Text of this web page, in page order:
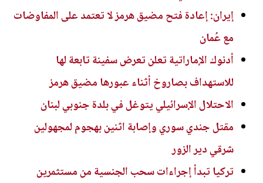
إيران: إعادة فتح مضيق هرمز لا تعتمد على المفاوضات
مع عُمان
أدنوك الإماراتية تعلن تعرض سفينة تابعة لها
للاستهداف بصاروخ أثناء عبورها مضيق هرمز
الاحتلال الإسرائيلي يتوغل في بلدة جنوبي لبنان
مقتل جندي سوري وإصابة اثنين بهجوم لمجهولين
شرقي دير الزور
تركيا تبدأ إجراءات سحب الجنسية من مستثمرين